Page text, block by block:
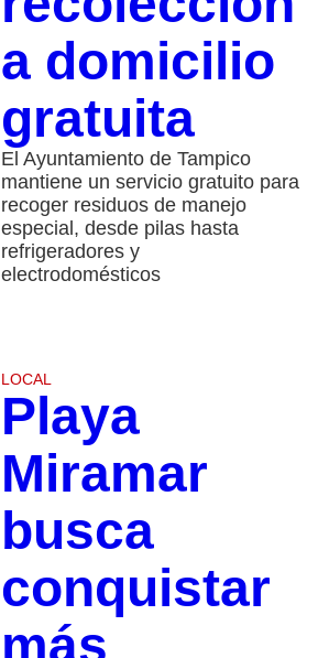
a domicilio
gratuita
El Ayuntamiento de Tampico
mantiene un servicio gratuito para
recoger residuos de manejo
especial, desde pilas hasta
refrigeradores y
electrodomésticos
LOCAL
Playa
Miramar
busca
conquistar
más